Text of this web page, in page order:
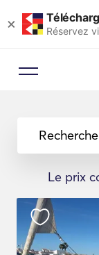
× Réservez
Recherche
Le prix